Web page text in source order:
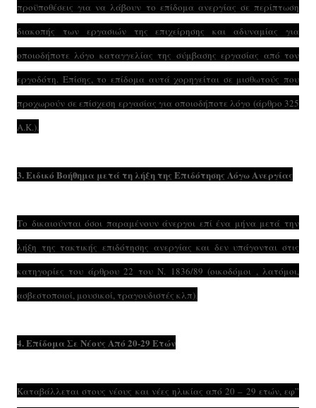
προϋποθέσεις για να λάβουν το επίδομα ανεργίας σε περίπτωση
διακοπής των εργασιών της επιχείρησης και αδυναμίας για
οποιοδήποτε λόγο καταγγελίας της σύμβασης εργασίας από τον
εργοδότη. Επίσης, το επίδομα αυτά χορηγείται σε μισθωτούς που
προχωρούν σε επίσχεση εργασίας για οποιοδήποτε λόγο (άρθρο 325
Α.Κ.).
3. Ειδικό Βοήθημα μετά τη λήξη της Επιδότησης Λόγω Ανεργίας
Το δικαιούνται όσοι παραμένουν άνεργοι επί ένα μήνα μετά την
λήξη της τακτικής επιδότησης ανεργίας και δεν υπάγονται στις
κατηγορίες του άρθρου 22 του Ν. 1836/89 (οικοδόμοι , λατόμοι,
ασβεστοποιοί, μουσικοί, τραγουδιστές κλπ).
4. Επίδομα Σε Νέους Από 20-29 Ετών
Καταβάλλεται στους νέους και νέες ηλικίας από 20 – 29 ετών, εφ”